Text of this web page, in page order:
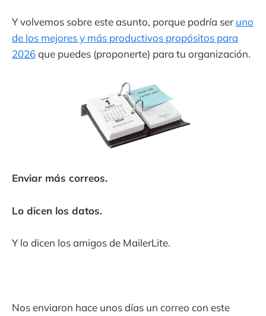
Y volvemos sobre este asunto, porque podría ser uno
de los mejores y más productivos propósitos para
2026que puedes (proponerte) para tu organización.
Enviar más correos.
Lo dicen los datos.
Y lo dicen los amigos de MailerLite.
Nos enviaron hace unos días un correo con este